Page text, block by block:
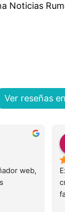
Noticias
Ver reseñas
web,